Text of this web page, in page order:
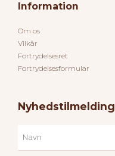
Information
Om os
Vilkår
Fortrydelsesret
Fortrydelsesformular
Nyhedstilmelding